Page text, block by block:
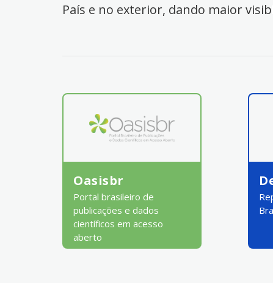
País e no exterior, dando maior
Oasisbr
Portal brasileiro de
publicações e dados
científicos em acesso
aberto